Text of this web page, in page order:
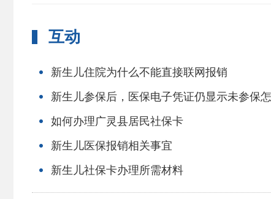
互动
新生儿住院为什么不能直接联网报销
新生儿参保后，医保电子凭证仍显示未参保
如何办理广灵县居民社保卡
新生儿医保报销相关事宜
新生儿社保卡办理所需材料